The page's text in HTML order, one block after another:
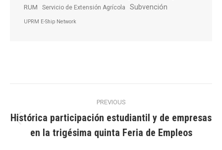
RUM Servicio de Extensión Agrícola Subvención
UPRM E-Ship Network
navigation
PREVIOUS
Previous
post:
Histórica participación estudiantil y de empresas
en la trigésima quinta Feria de Empleos